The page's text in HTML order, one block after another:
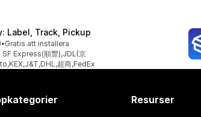
Label, Track, Pickup
totalt
•Gratis att installera
Express(順豐),JDL(京
超商,FedEx
Resurser